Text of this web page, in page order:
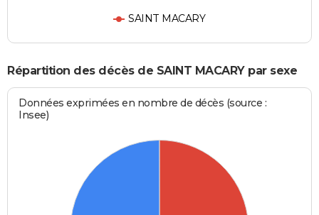
SAINT MACARY
Répartition des décès de SAINT MACARY par sexe
Données exprimées en nombre de décès (source :
Insee)